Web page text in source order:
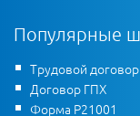
Популярные
Трудовой договор
Договор ГПХ
Форма Р21001